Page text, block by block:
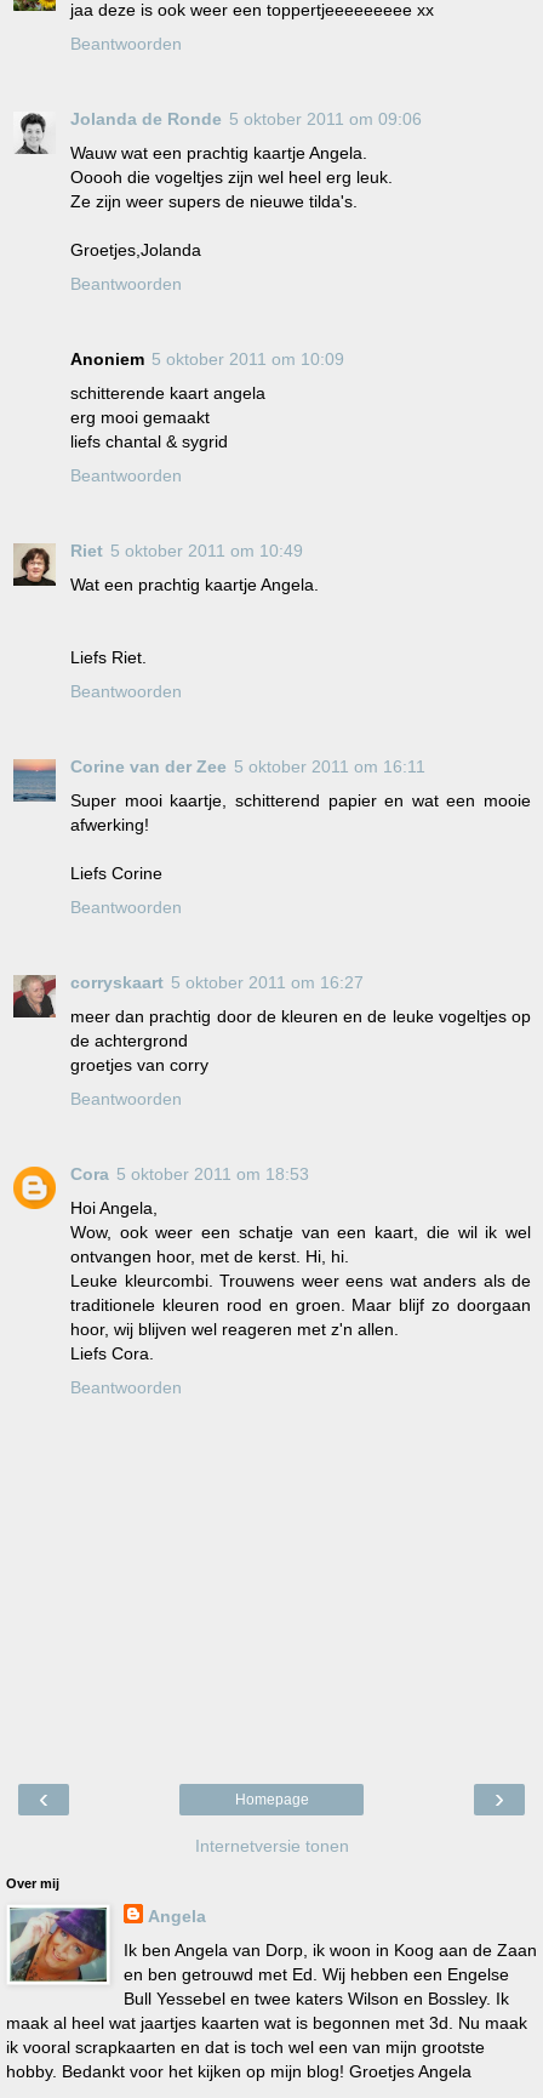
jaa deze is ook weer een toppertjeeeeeeeee xx
Beantwoorden
Jolanda de Ronde 5 oktober 2011 om 09:06
Wauw wat een prachtig kaartje Angela.
Ooooh die vogeltjes zijn wel heel erg leuk.
Ze zijn weer supers de nieuwe tilda's.
Groetjes,Jolanda
Beantwoorden
Anoniem 5 oktober 2011 om 10:09
schitterende kaart angela
erg mooi gemaakt
liefs chantal & sygrid
Beantwoorden
Riet 5 oktober 2011 om 10:49
Wat een prachtig kaartje Angela.
Liefs Riet.
Beantwoorden
Corine van der Zee 5 oktober 2011 om 16:11
Super mooi kaartje, schitterend papier en wat een mooie
afwerking!
Liefs Corine
Beantwoorden
corryskaart 5 oktober 2011 om 16:27
meer dan prachtig door de kleuren en de leuke vogeltjes op
de achtergrond
groetjes van corry
Beantwoorden
Cora 5 oktober 2011 om 18:53
Hoi Angela,
Wow, ook weer een schatje van een kaart, die wil ik wel
ontvangen hoor, met de kerst. Hi, hi.
Leuke kleurcombi. Trouwens weer eens wat anders als de
traditionele kleuren rood en groen. Maar blijf zo doorgaan
hoor, wij blijven wel reageren met z'n allen.
Liefs Cora.
Beantwoorden
‹ ›
Homepage
Internetversie tonen
Over mij
Angela
Ik ben Angela van Dorp, ik woon in Koog aan de Zaan
en ben getrouwd met Ed. Wij hebben een Engelse
Bull Yessebel en twee katers Wilson en Bossley. Ik
maak al heel wat jaartjes kaarten wat is begonnen met 3d. Nu maak
ik vooral scrapkaarten en dat is toch wel een van mijn grootste
hobby. Bedankt voor het kijken op mijn blog! Groetjes Angela